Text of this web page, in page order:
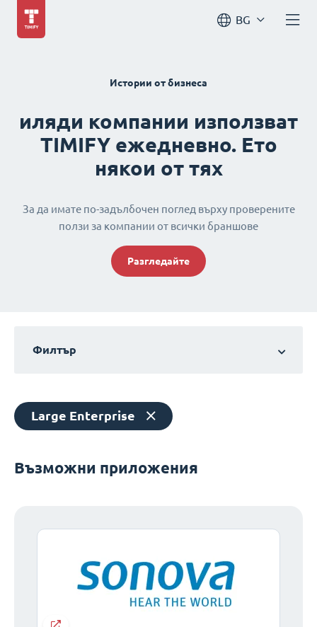
BG
Истории от бизнеса
иляди компании използват
TIMIFY ежедневно. Ето
някои от тях
За да имате по-задълбочен поглед върху проверените
ползи за компании от всички браншове
Разгледайте
Филтър
Large Enterprise
Възможни приложения